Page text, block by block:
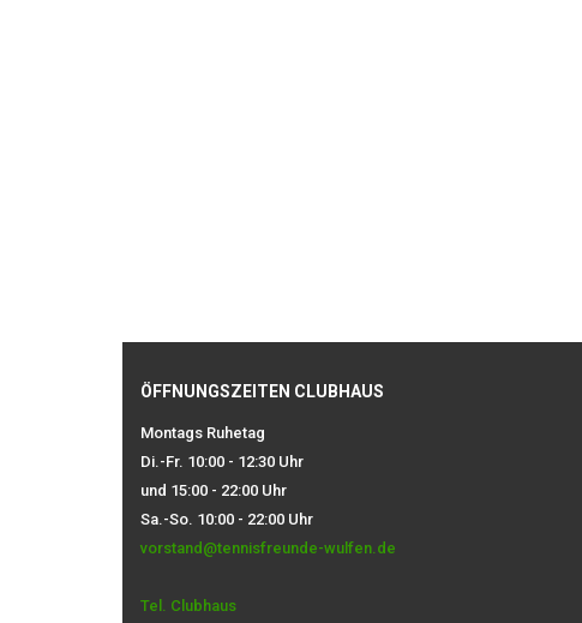
ÖFFNUNGSZEITEN CLUBHAUS
Montags Ruhetag
Di.-Fr. 10:00 - 12:30 Uhr
und 15:00 - 22:00 Uhr
Sa.-So. 10:00 - 22:00 Uhr
vorstand@tennisfreunde-wulfen.de
Tel. Clubhaus